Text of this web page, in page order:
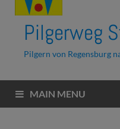
Pilgerweg
Pilgern von Regensburg
MAIN MENU